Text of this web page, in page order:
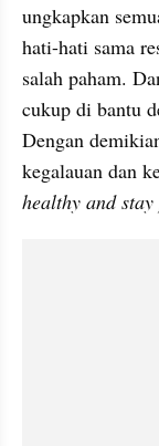
ungkapkan
hati-hati sama
salah paham.
cukup di bantu
Dengan
kegalauan dan
healthy and stay